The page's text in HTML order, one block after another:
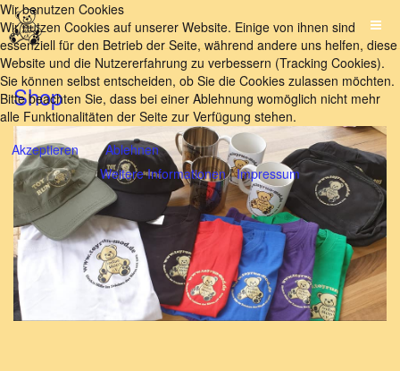
Shop
Wir benutzen Cookies
Wir nutzen Cookies auf unserer Website. Einige von ihnen sind
essenziell für den Betrieb der Seite, während andere uns helfen, diese
Website und die Nutzererfahrung zu verbessern (Tracking Cookies).
Sie können selbst entscheiden, ob Sie die Cookies zulassen möchten.
Bitte beachten Sie, dass bei einer Ablehnung womöglich nicht mehr
alle Funktionalitäten der Seite zur Verfügung stehen.
Akzeptieren
Ablehnen
Weitere Informationen|Impressum